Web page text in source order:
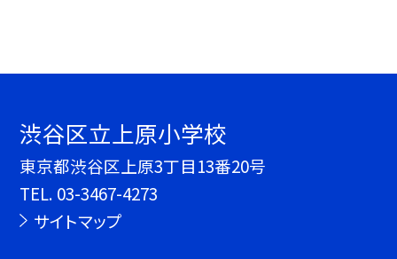
渋谷区立上原小学校
東京都渋谷区上原3丁目13番20号
TEL. 03-3467-4273
サイトマップ